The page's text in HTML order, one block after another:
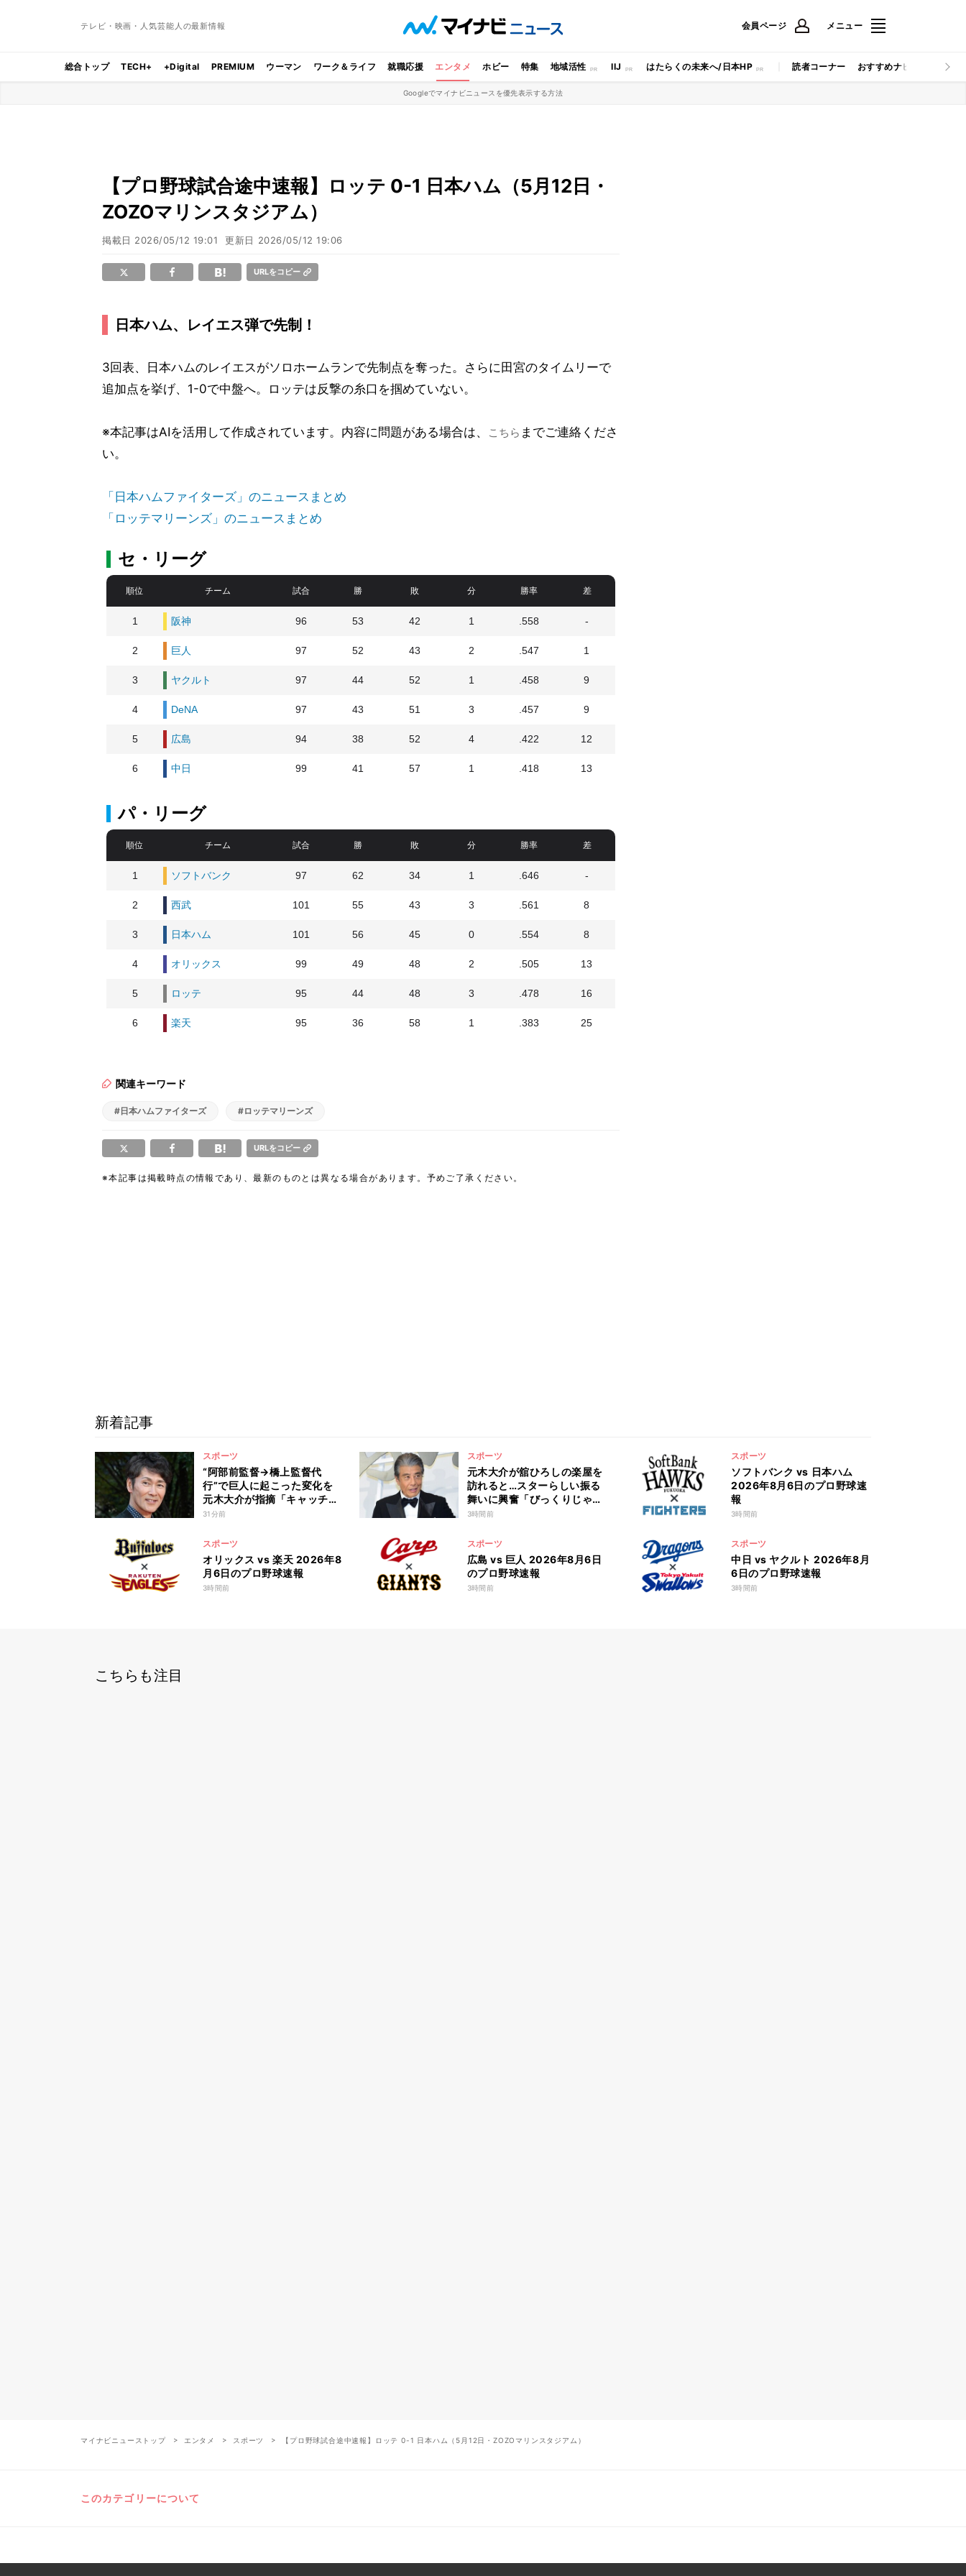
テレビ・映画・人気芸能人の最新情報 会員ページ メニュー
総合トップ TECH+ +Digital PREMIUM ウーマン ワーク＆ライフ 就職応援 エンタメ ホビー 特集 地域活性 IIJ はたらくの未来へ/日本HP 読者コーナー おすすめナビ マイナビ
Googleでマイナビニュースを優先表示する方法
【プロ野球試合途中速報】ロッテ 0-1 日本ハム（5月12日・
ZOZOマリンスタジアム）
掲載日 2026/05/12 19:01 更新日 2026/05/12 19:06
URLをコピー
日本ハム、レイエス弾で先制！
3回表、日本ハムのレイエスがソロホームランで先制点を奪った。さらに田宮のタイムリーで
追加点を挙げ、1-0で中盤へ。ロッテは反撃の糸口を掴めていない。
※本記事はAIを活用して作成されています。内容に問題がある場合は、 こちら までご連絡くださ
い。
「日本ハムファイターズ」のニュースまとめ
「ロッテマリーンズ」のニュースまとめ
セ・リーグ
順位 チーム 試合 勝 敗 分 勝率 差
1 阪神 96 53 42 1 .558 -
2 巨人 97 52 43 2 .547 1
3 ヤクルト 97 44 52 1 .458 9
4 DeNA 97 43 51 3 .457 9
5 広島 94 38 52 4 .422 12
6 中日 99 41 57 1 .418 13
パ・リーグ
順位 チーム 試合 勝 敗 分 勝率 差
1 ソフトバンク 97 62 34 1 .646 -
2 西武 101 55 43 3 .561 8
3 日本ハム 101 56 45 0 .554 8
4 オリックス 99 49 48 2 .505 13
5 ロッテ 95 44 48 3 .478 16
6 楽天 95 36 58 1 .383 25
関連キーワード
#日本ハムファイターズ #ロッテマリーンズ
URLをコピー
※本記事は掲載時点の情報であり、最新のものとは異なる場合があります。予めご了承ください。
新着記事
スポーツ
“阿部前監督→橋上監督代
行”で巨人に起こった変化を
元木大介が指摘「キャッチャ
ー陣の…」 鋭い視点に槙原
だな」
31分前
スポーツ
元木大介が舘ひろしの楽屋を
訪れると…スターらしい振る
舞いに興奮「びっくりじゃな
い?」
3時間前
スポーツ
ソフトバンク vs 日本ハム
2026年8月6日のプロ野球速
報
3時間前
スポーツ
オリックス vs 楽天 2026年8
月6日のプロ野球速報
3時間前
スポーツ
広島 vs 巨人 2026年8月6日
のプロ野球速報
3時間前
スポーツ
中日 vs ヤクルト 2026年8月
6日のプロ野球速報
3時間前
こちらも注目
マイナビニューストップ エンタメ スポーツ 【プロ野球試合途中速報】ロッテ 0-1 日本ハム（5月12日・ZOZOマリンスタジアム）
このカテゴリーについて